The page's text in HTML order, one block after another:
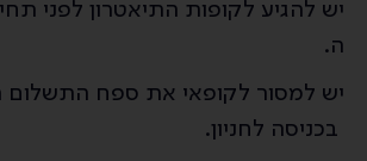
יש להגיע לקופות התיאטרון לפני
ה.
יש למסור לקופאי את ספח התשלום
בכניסה לחניון.